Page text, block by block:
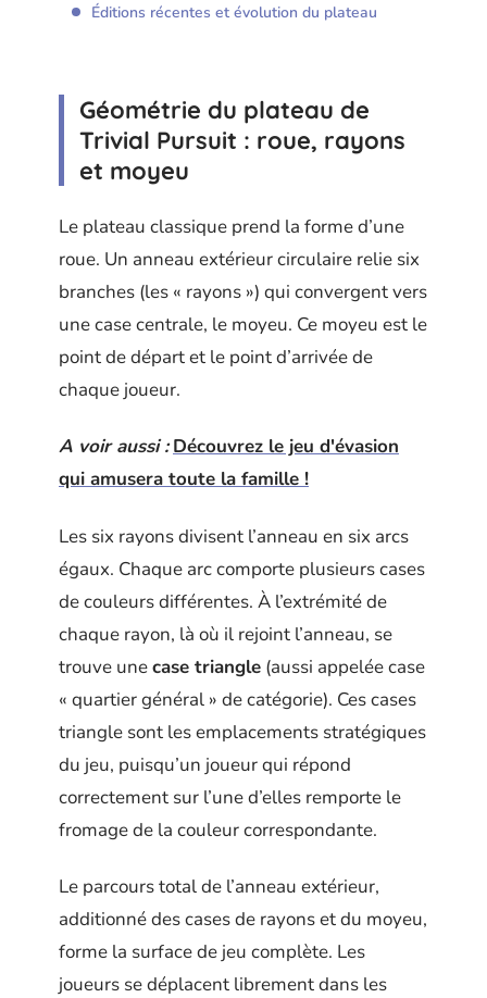
Éditions récentes et évolution du plateau
Géométrie du plateau de
Trivial Pursuit : roue, rayons
et moyeu
Le plateau classique prend la forme d’une
roue. Un anneau extérieur circulaire relie six
branches (les « rayons ») qui convergent vers
une case centrale, le moyeu. Ce moyeu est le
point de départ et le point d’arrivée de
chaque joueur.
A voir aussi : Découvrez le jeu d'évasion
qui amusera toute la famille !
Les six rayons divisent l’anneau en six arcs
égaux. Chaque arc comporte plusieurs cases
de couleurs différentes. À l’extrémité de
chaque rayon, là où il rejoint l’anneau, se
trouve unecase triangle (aussi appelée case
« quartier général » de catégorie). Ces cases
triangle sont les emplacements stratégiques
du jeu, puisqu’un joueur qui répond
correctement sur l’une d’elles remporte le
fromage de la couleur correspondante.
Le parcours total de l’anneau extérieur,
additionné des cases de rayons et du moyeu,
forme la surface de jeu complète. Les
joueurs se déplacent librement dans les